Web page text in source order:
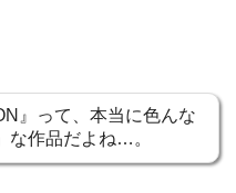
』って、本当に色んな
な作品だよね…。